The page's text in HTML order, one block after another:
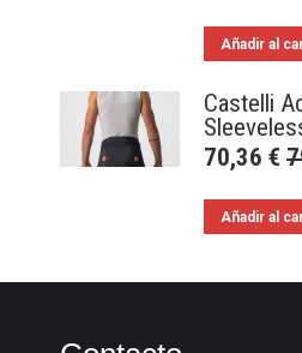
Añadir al
Castelli
70,36 €
Añadir al